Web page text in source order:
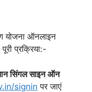
योजना ऑनलाइन
प्रक्रिया:-
सिंगल साइन ऑन
signin पर जाएं